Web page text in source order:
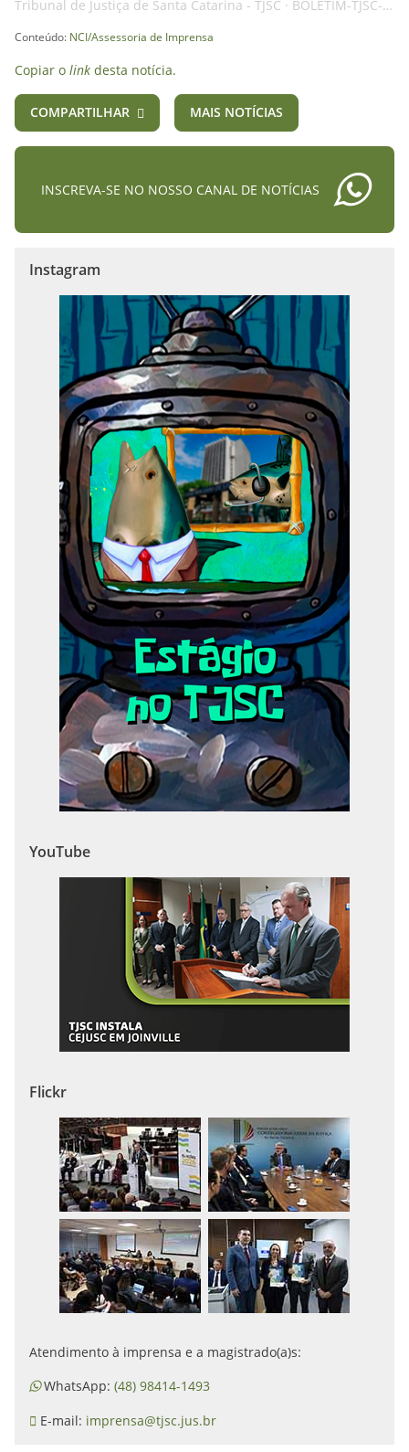
Tribunal de Justiça de Santa Catarina - TJSC · BOLETIM-TJSC-05JUN25-EXTRAJUDICIAL-AI
Conteúdo: NCI/Assessoria de Imprensa
Copiar o link desta notícia.
COMPARTILHAR MAIS NOTÍCIAS
INSCREVA-SE NO NOSSO CANAL DE NOTÍCIAS
Instagram
YouTube
Flickr
Atendimento à imprensa e a magistrado(a)s:
WhatsApp: (48) 98414-1493
E-mail: imprensa@tjsc.jus.br